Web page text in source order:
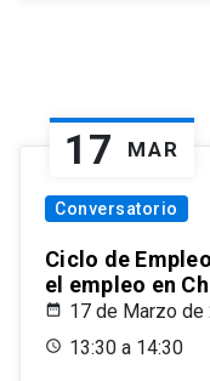
17 MAR
Conversatorio
Ciclo de
el empleo en
17 de Marzo de
13:30 a 14:30